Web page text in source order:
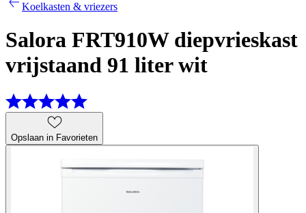
Koelkasten & vriezers
Salora FRT910W diepvrieskast
vrijstaand 91 liter wit
Opslaan in Favorieten